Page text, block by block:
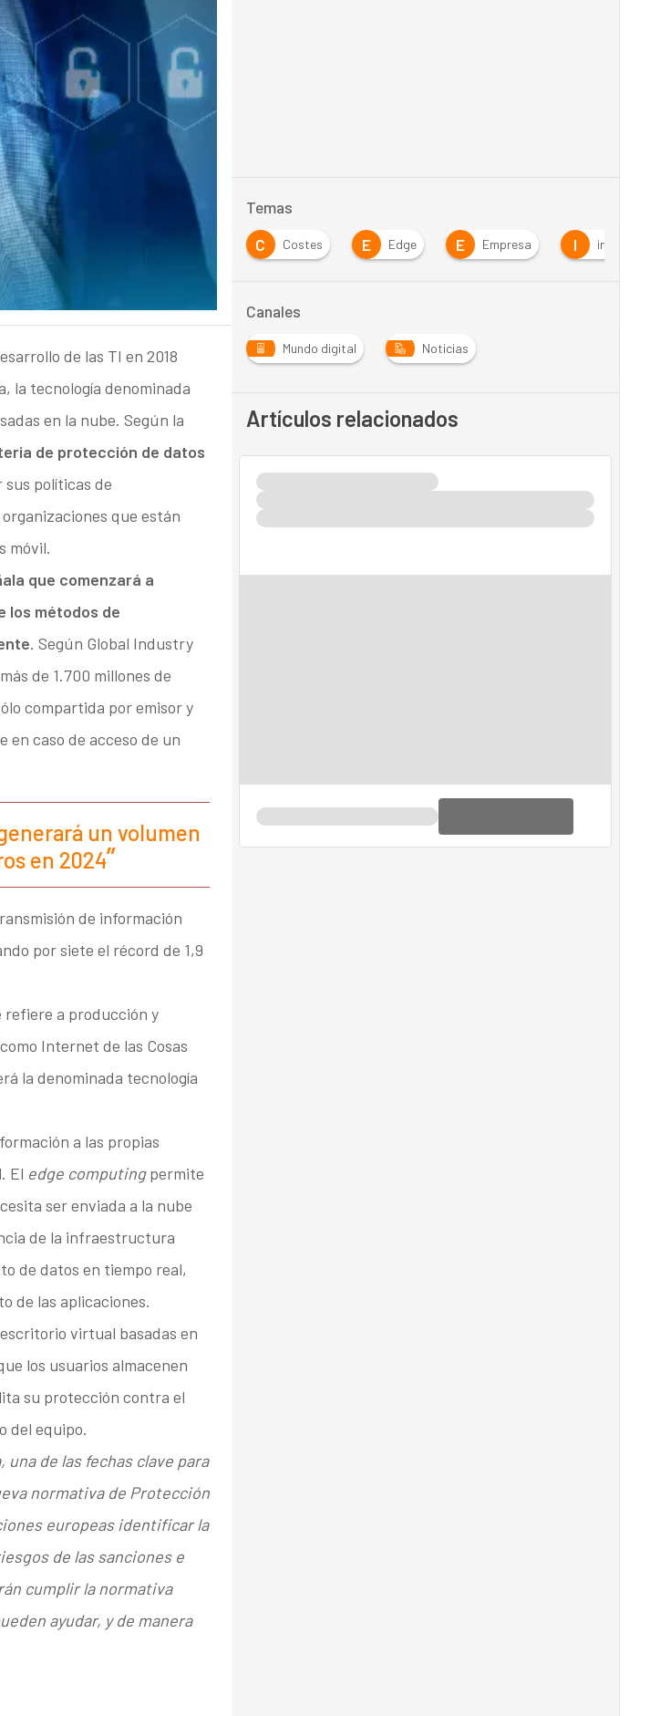
de las TI en 2018
la tecnología denominada
en la nube. Según la
de protección de datos
sus políticas de
que están
móvil.
que comenzará a
los métodos de
. Según Global Industry
de 1.700 millones de
compartida por emisor y
en caso de acceso de un
un volumen
en 2024
de información
por siete el récord de 1,9
refiere a producción y
Internet de las Cosas
la denominada tecnología
a las propias
El edge computingpermite
ser enviada a la nube
de la infraestructura
de datos en tiempo real,
de las aplicaciones.
virtual basadas en
los usuarios almacenen
su protección contra el
del equipo.
una de las fechas clave para
normativa de Protección
europeas identificar la
de las sanciones e
cumplir la normativa
ayudar, y de manera
Temas
C Costes E Edge E Empresa I
Canales
Mundo digital Noticias
Artículos relacionados